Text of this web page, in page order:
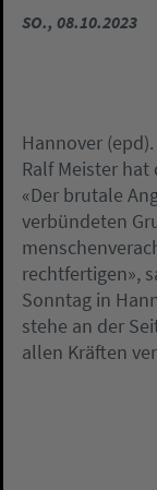
SO., 08.10.2023
Hannover
Ralf Meister
«Der brutale
verbündeten
rechtfertigen»,
Sonntag in
stehe an der
allen Kräften